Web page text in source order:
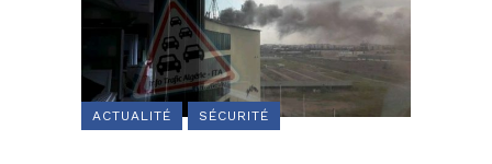
ACTUALITÉ SÉCURITÉ